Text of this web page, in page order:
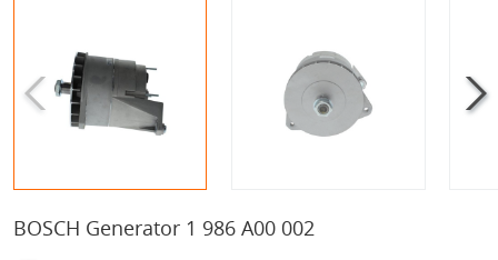
BOSCH Generator 1 986 A00 002